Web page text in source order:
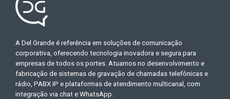
A Del Grande é referência em soluções de comunicação
corporativa, oferecendo tecnologia inovadora e segura para
empresas de todos os portes. Atuamos no desenvolvimento e
fabricação de sistemas de gravação de chamadas telefônicas e
rádio, PABX IP e plataformas de atendimento multicanal, com
integração via chat e WhatsApp.